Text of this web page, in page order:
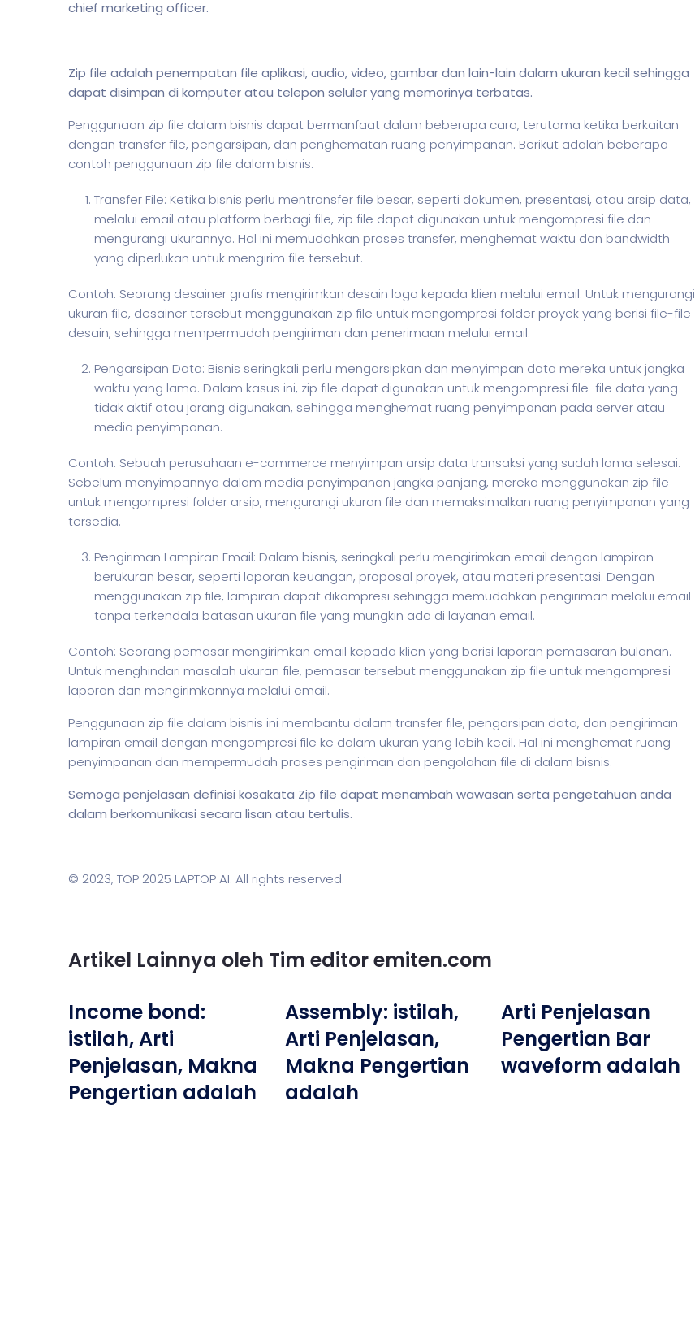
chief marketing officer.
Zip file adalah penempatan file aplikasi, audio, video, gambar dan lain-lain dalam ukuran kecil sehingga
dapat disimpan di komputer atau telepon seluler yang memorinya terbatas.
Penggunaan zip file dalam bisnis dapat bermanfaat dalam beberapa cara, terutama ketika berkaitan
dengan transfer file, pengarsipan, dan penghematan ruang penyimpanan. Berikut adalah beberapa
contoh penggunaan zip file dalam bisnis:
Transfer File: Ketika bisnis perlu mentransfer file besar, seperti dokumen, presentasi, atau arsip data,
melalui email atau platform berbagi file, zip file dapat digunakan untuk mengompresi file dan
mengurangi ukurannya. Hal ini memudahkan proses transfer, menghemat waktu dan bandwidth
yang diperlukan untuk mengirim file tersebut.
Contoh: Seorang desainer grafis mengirimkan desain logo kepada klien melalui email. Untuk mengurangi
ukuran file, desainer tersebut menggunakan zip file untuk mengompresi folder proyek yang berisi file-file
desain, sehingga mempermudah pengiriman dan penerimaan melalui email.
Pengarsipan Data: Bisnis seringkali perlu mengarsipkan dan menyimpan data mereka untuk jangka
waktu yang lama. Dalam kasus ini, zip file dapat digunakan untuk mengompresi file-file data yang
tidak aktif atau jarang digunakan, sehingga menghemat ruang penyimpanan pada server atau
media penyimpanan.
Contoh: Sebuah perusahaan e-commerce menyimpan arsip data transaksi yang sudah lama selesai.
Sebelum menyimpannya dalam media penyimpanan jangka panjang, mereka menggunakan zip file
untuk mengompresi folder arsip, mengurangi ukuran file dan memaksimalkan ruang penyimpanan yang
tersedia.
Pengiriman Lampiran Email: Dalam bisnis, seringkali perlu mengirimkan email dengan lampiran
berukuran besar, seperti laporan keuangan, proposal proyek, atau materi presentasi. Dengan
menggunakan zip file, lampiran dapat dikompresi sehingga memudahkan pengiriman melalui email
tanpa terkendala batasan ukuran file yang mungkin ada di layanan email.
Contoh: Seorang pemasar mengirimkan email kepada klien yang berisi laporan pemasaran bulanan.
Untuk menghindari masalah ukuran file, pemasar tersebut menggunakan zip file untuk mengompresi
laporan dan mengirimkannya melalui email.
Penggunaan zip file dalam bisnis ini membantu dalam transfer file, pengarsipan data, dan pengiriman
lampiran email dengan mengompresi file ke dalam ukuran yang lebih kecil. Hal ini menghemat ruang
penyimpanan dan mempermudah proses pengiriman dan pengolahan file di dalam bisnis.
Semoga penjelasan definisi kosakata Zip file dapat menambah wawasan serta pengetahuan anda
dalam berkomunikasi secara lisan atau tertulis.
© 2023, TOP 2025 LAPTOP AI. All rights reserved.
Artikel Lainnya oleh Tim editor emiten.com
Income bond:
istilah, Arti
Penjelasan, Makna
Pengertian adalah
Assembly: istilah,
Arti Penjelasan,
Makna Pengertian
adalah
Arti Penjelasan
Pengertian Bar
waveform adalah